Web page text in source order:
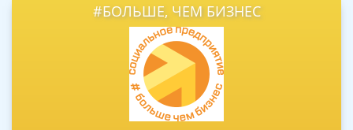
#БОЛЬШЕ, ЧЕМ БИЗНЕС